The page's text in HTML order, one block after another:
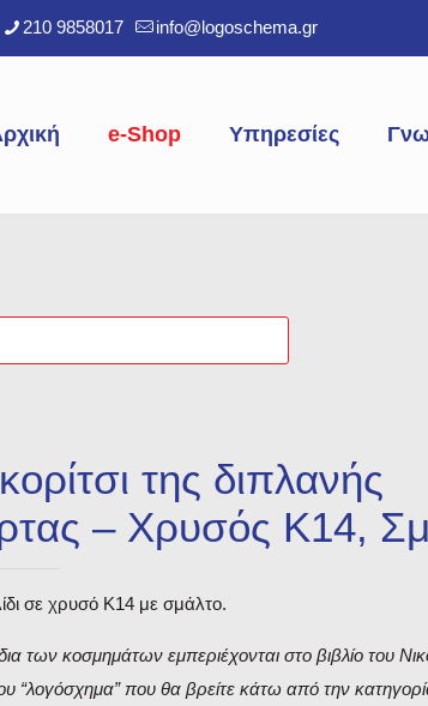
210 9858017 info@logoschema.gr
e-Shop Υπηρεσίες
της διπλανής
– Χρυσός Κ14,
σε χρυσό Κ14 με σμάλτο.
των κοσμημάτων εμπεριέχονται στο βιβλίο του
“λογόσχημα” που θα βρείτε κάτω από την